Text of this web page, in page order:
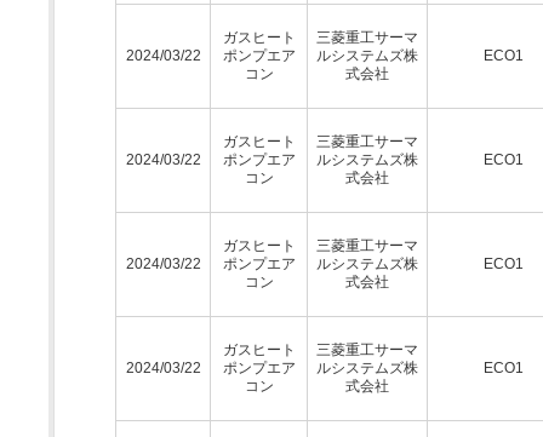
2024/03/22
ガスヒート
ポンプエア
コン
三菱重工サーマ
ルシステムズ株
式会社
ECO1
2024/03/22
ガスヒート
ポンプエア
コン
三菱重工サーマ
ルシステムズ株
式会社
ECO1
2024/03/22
ガスヒート
ポンプエア
コン
三菱重工サーマ
ルシステムズ株
式会社
ECO1
2024/03/22
ガスヒート
ポンプエア
コン
三菱重工サーマ
ルシステムズ株
式会社
ECO1